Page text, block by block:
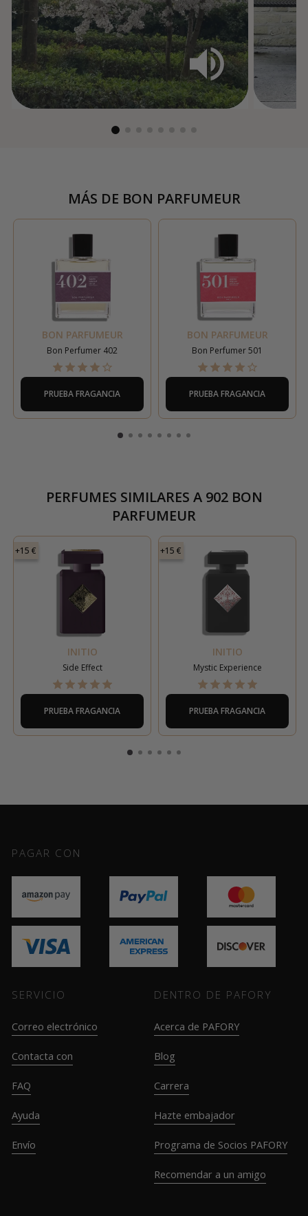
MÁS DE BON PARFUMEUR
BON PARFUMEUR
Bon Perfumer 402
PRUEBA FRAGANCIA
BON PARFUMEUR
Bon Perfumer 501
PRUEBA FRAGANCIA
PERFUMES SIMILARES A902 BON
PARFUMEUR
+15 €
INITIO
Side Effect
PRUEBA FRAGANCIA
+15 €
INITIO
Mystic Experience
PRUEBA FRAGANCIA
PAGAR CON
SERVICIO
Correo electrónico
Contacta con
FAQ
Ayuda
Envío
DENTRO DE PAFORY
Acerca de PAFORY
Blog
Carrera
Hazte embajador
Programa de Socios PAFORY
Recomendar a un amigo